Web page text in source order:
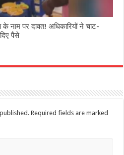
नाम पर दावत! अधिकारियों ने चाट-
पैसे
Required fields are marked